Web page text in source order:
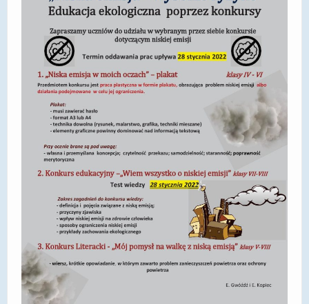
GALERIA
SPORT
DOSTĘPNOŚĆ
POLITYKA PRYWATNOŚCI
RODO
EGZAMIN ÓSMOKLASISTY
STANDARDY OCHRONY MAŁOLETNICH
PROJEKT ,,SZKOŁY Z JAKOŚCIĄ – ROZWÓJ
KSZTAŁCENIA OGÓLNEGO NA TERENIE MIASTA
ŻORY”
REKRUTACJA 2026/2027
mLegitymacja